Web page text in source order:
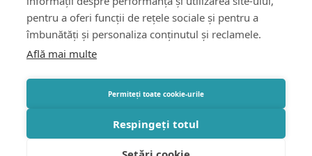
ANMDM-Raportează o reacție adversaAtestat pentru
vânzare online:
Termeni și condiții Politica de confidențialitate
pentru a oferi funcții de rețele sociale și pentru a
îmbunătăți și personaliza conținutul și reclamele.
Află mai multe
Permiteți toate cookie-urile
Respingeți totul